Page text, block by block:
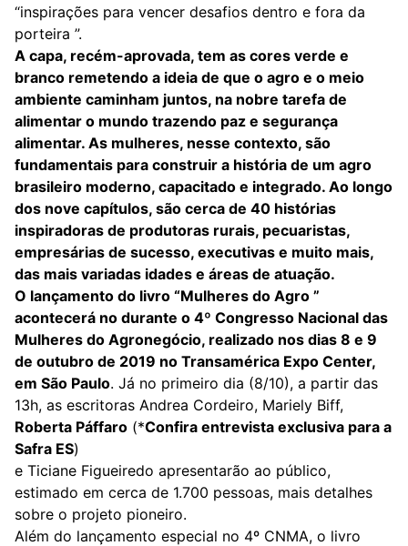
“inspirações para vencer desafios dentro e fora da
porteira ”.
A capa, recém-aprovada, tem as cores verde e
branco remetendo a ideia de que o agro e o meio
ambiente caminham juntos, na nobre tarefa de
alimentar o mundo trazendo paz e segurança
alimentar. As mulheres, nesse contexto, são
fundamentais para construir a história de um agro
brasileiro moderno, capacitado e integrado. Ao longo
dos nove capítulos, são cerca de 40 histórias
inspiradoras de produtoras rurais, pecuaristas,
empresárias de sucesso, executivas e muito mais,
das mais variadas idades e áreas de atuação.
O lançamento do livro “Mulheres do Agro ”
acontecerá no durante o 4º Congresso Nacional das
Mulheres do Agronegócio, realizado nos dias 8 e 9
de outubro de 2019 no Transamérica Expo Center,
em São Paulo. Já no primeiro dia (8/10), a partir das
13h, as escritoras Andrea Cordeiro, Mariely Biff,
Roberta Páffaro (*Confira entrevista exclusiva para a
Safra ES)
e Ticiane Figueiredo apresentarão ao público,
estimado em cerca de 1.700 pessoas, mais detalhes
sobre o projeto pioneiro.
Além do lançamento especial no 4º CNMA, o livro